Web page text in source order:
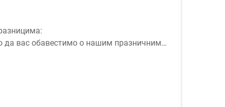
да вас обавестимо о нашим празничним